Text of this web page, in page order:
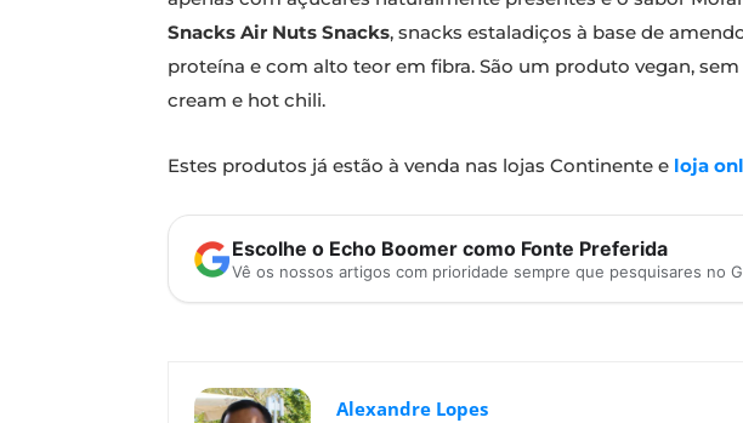
Snacks Air Nuts Snacks, snacks estaladiços à base de
proteína e com alto teor em fibra. São um produto vegan,
cream e hot chili.
Estes produtos já estão à venda nas lojas Continente e loja
Escolhe o Echo Boomer como Fonte Preferida
Vê os nossos artigos com prioridade sempre que pesquisares no
Alexandre Lopes